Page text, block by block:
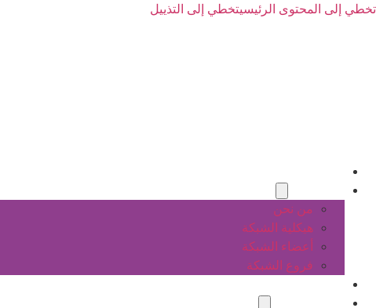
تخطي إلى المحتوى الرئيسيتخطي إلى التذييل
من نحن
هيكلية الشبكة
أعضاء الشبكة
فروع الشبكة